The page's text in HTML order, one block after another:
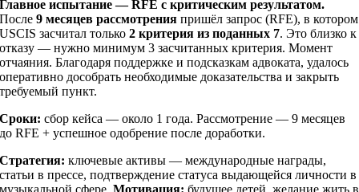
Главное испытание — RFE с критическим результатом.
После9 месяцев рассмотрения пришёл запрос (RFE), в котором
USCIS засчитал только2 критерия из поданных 7. Это близко к
отказу — нужно минимум 3 засчитанных критерия. Момент
отчаяния. Благодаря поддержке и подсказкам адвоката, удалось
оперативно дособрать необходимые доказательства и закрыть
требуемый пункт.
Сроки: сбор кейса — около 1 года. Рассмотрение — 9 месяцев
до RFE + успешное одобрение после доработки.
Стратегия: ключевые активы — международные награды,
статьи в прессе, подтверждение статуса выдающейся личности в
музыкальной сфере.Мотивация: будущее детей, желание жить в